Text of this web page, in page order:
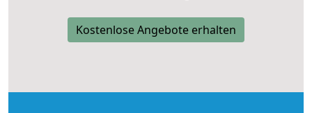
Kostenlose Angebote erhalten